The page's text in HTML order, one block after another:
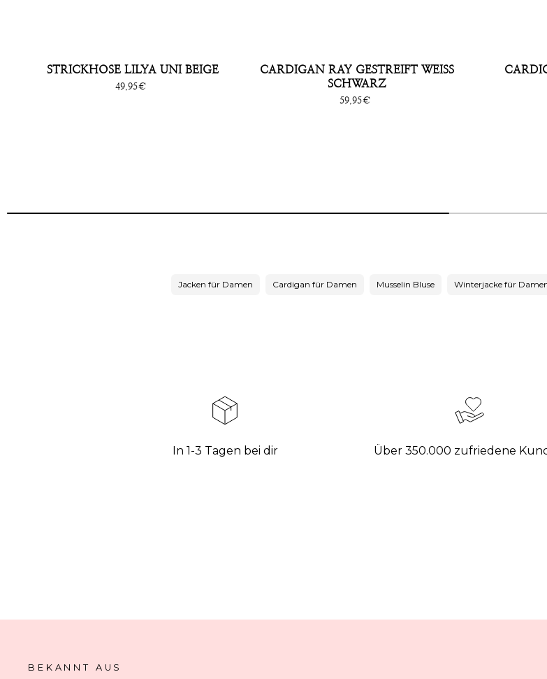
STRICKHOSE LILYA UNI BEIGE
Sonderpreis
49,95€
CARDIGAN RAY GESTREIFT WEISS S
CHWARZ
Sonderpreis
59,95€
Jacken für Damen Cardigan für Damen Musselin Bluse Winterjacke für
In 1-3 Tagen bei dir Über 350.000 zufriedene
BEKANNT AUS